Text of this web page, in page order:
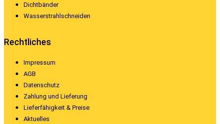
Dichtbänder
Wasserstrahlschneiden
Rechtliches
Impressum
AGB
Datenschutz
Zahlung und Lieferung
Lieferfähigkeit & Preise
Aktuelles